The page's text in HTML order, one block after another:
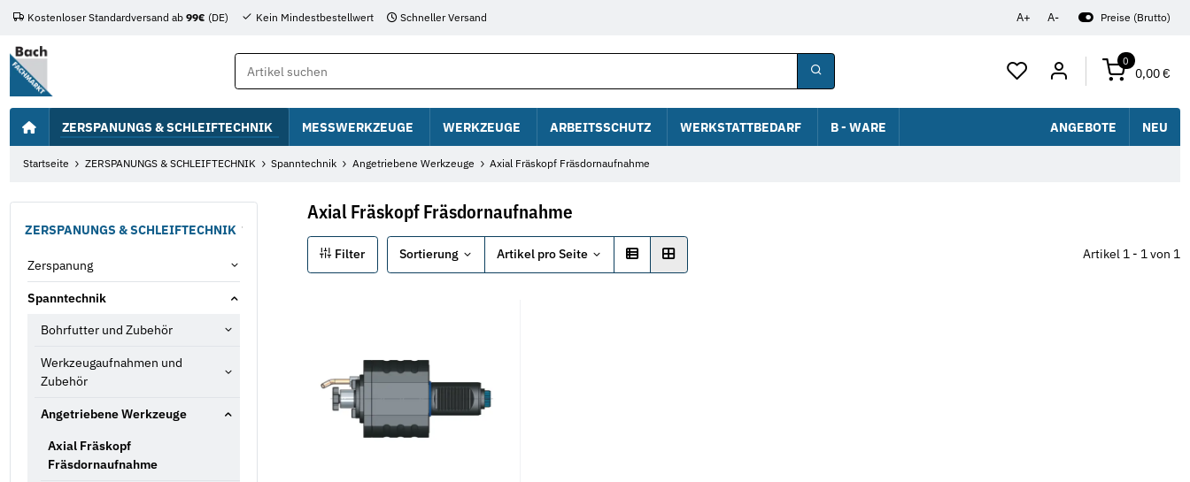
A+ A- Preise (Brutto)
Kostenloser Standardversand ab 99€ (DE) Kein Mindestbestellwert Schneller Versand
0
0,00 €
ZERSPANUNGS & SCHLEIFTECHNIK MESSWERKZEUGE WERKZEUGE ARBEITSSCHUTZ WERKSTATTBEDARF B - WARE ANGEBOTE NEU
Startseite ZERSPANUNGS & SCHLEIFTECHNIK Spanntechnik Angetriebene Werkzeuge Axial Fräskopf Fräsdornaufnahme
Axial Fräskopf Fräsdornaufnahme
Filter Sortierung Artikel pro Seite Artikel 1 - 1 von 1
ZERSPANUNGS & SCHLEIFTECHNIK
Zerspanung
Spanntechnik
Bohrfutter und Zubehör
Werkzeugaufnahmen und
Zubehör
Angetriebene Werkzeuge
Axial Fräskopf
Fräsdornaufnahme